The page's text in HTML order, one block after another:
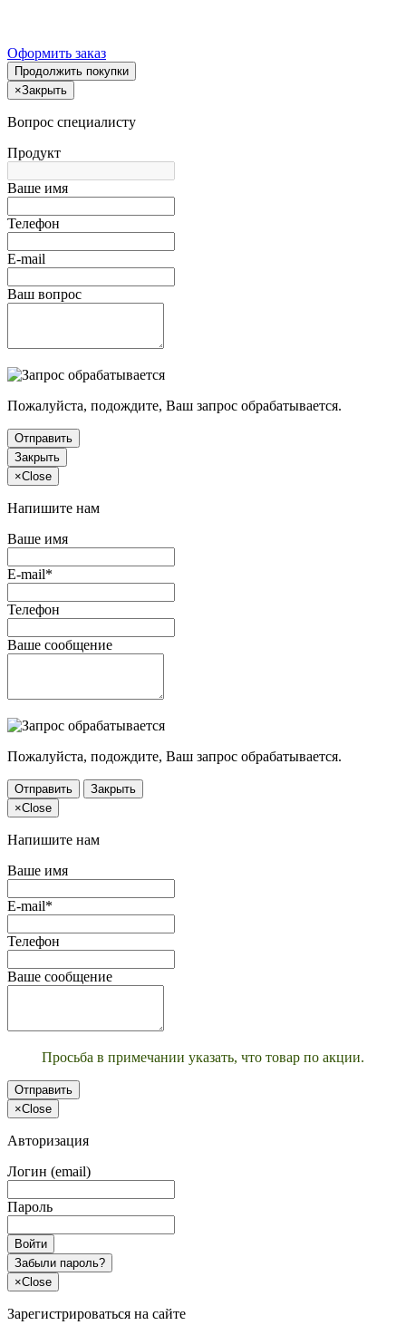
Оформить заказ
Продолжить покупки
×Закрыть
Вопрос специалисту
Продукт
Ваше имя
Телефон
E-mail
Ваш вопрос
Пожалуйста, подождите, Ваш запрос обрабатывается.
Отправить
Закрыть
×Close
Напишите нам
Ваше имя
E-mail*
Телефон
Ваше сообщение
Пожалуйста, подождите, Ваш запрос обрабатывается.
Отправить
Закрыть
×Close
Напишите нам
Ваше имя
E-mail*
Телефон
Ваше сообщение
Просьба в примечании указать, что товар по акции.
Отправить
×Close
Авторизация
Логин (email)
Пароль
Войти
Забыли пароль?
×Close
Зарегистрироваться на сайте